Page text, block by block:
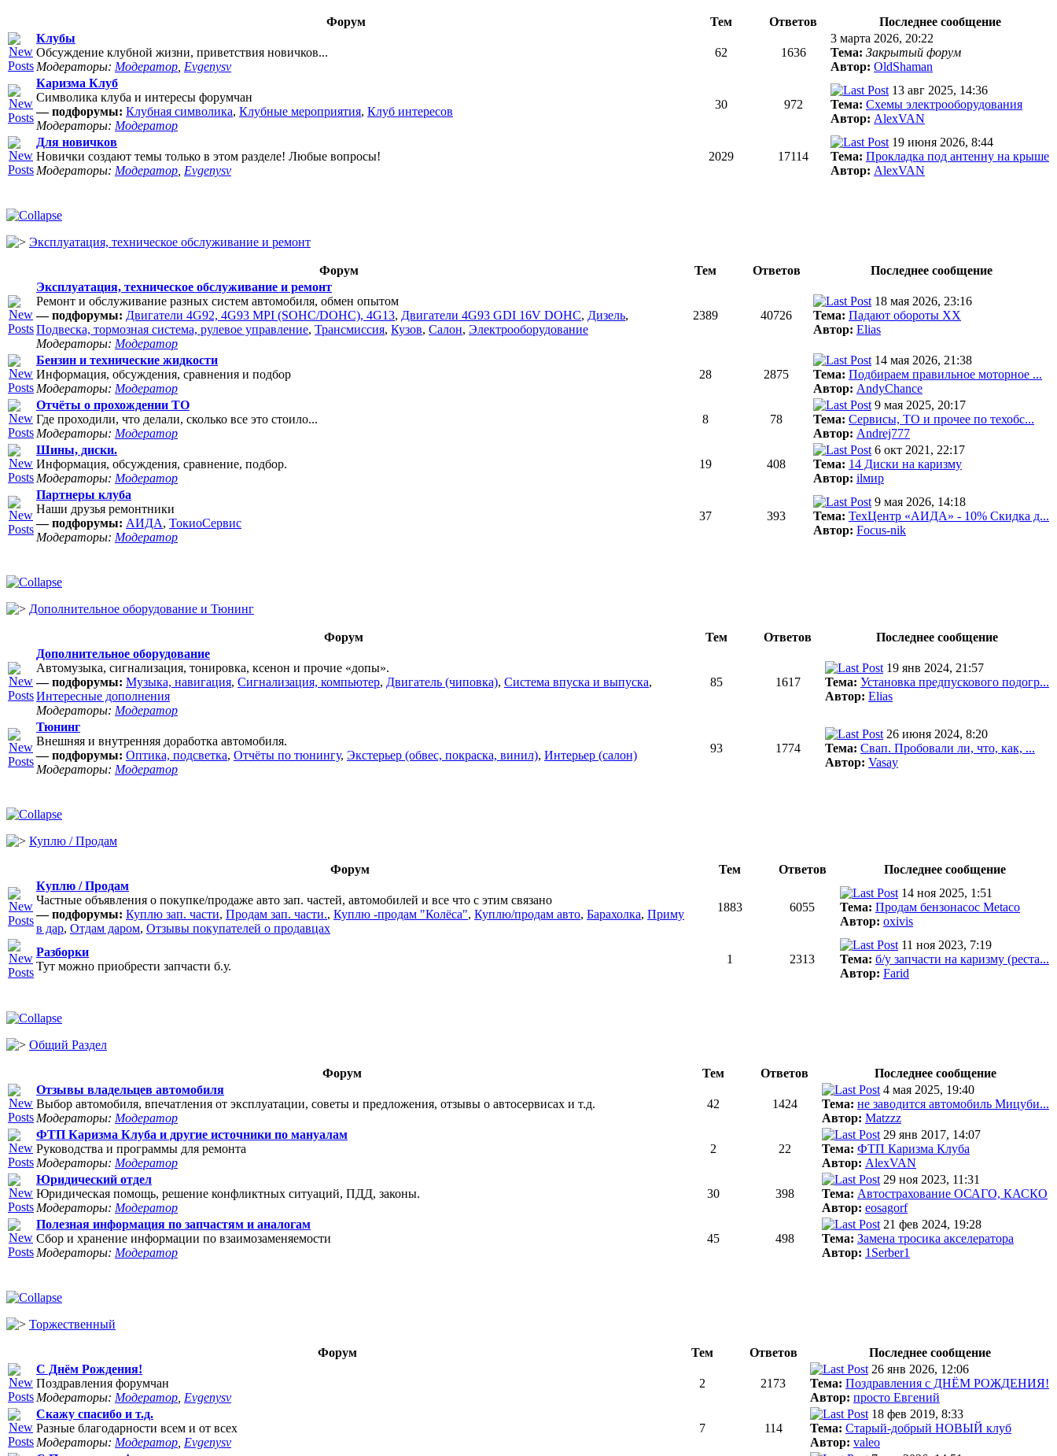
Форум Тем Ответов
Последнее сообщение
Клубы
Обсуждение клубной жизни, приветствия новичков...
Модераторы: Модератор Evgenysv
62 1636
3 марта 2026, 20:22
Тема: Закрытый форум
Автор: OldShaman
Каризма Клуб
Символика клуба и интересы форумчан
— подфорумы: Клубная символика, Клубные мероприятия, Клуб интересов
Модераторы: Модератор
30 972
13 авг 2025, 14:36
Тема: Схемы электрооборудования
Автор: AlexVAN
Для новичков
Новички создают темы только в этом разделе! Любые вопросы!
Модераторы: Модератор Evgenysv
2029 17114
19 июня 2026, 8:44
Тема: Прокладка под антенну на крыше
Автор: AlexVAN
Эксплуатация, техническое обслуживание и ремонт
Форум Тем Ответов
Последнее сообщение
Эксплуатация, техническое обслуживание и ремонт
Ремонт и обслуживание разных систем автомобиля, обмен опытом
— подфорумы: Двигатели 4G92, 4G93 MPI (SOHC/DOHC), 4G13, Двигатели 4G93 GDI 16V DOHC, Дизель,
Подвеска, тормозная система, рулевое управление, Трансмиссия, Кузов, Салон, Электрооборудование
Модераторы: Модератор
2389 40726
18 мая 2026, 23:16
Тема: Падают обороты ХХ
Автор: Elias
Бензин и технические жидкости
Информация, обсуждения, сравнения и подбор
Модераторы: Модератор
28 2875
14 мая 2026, 21:38
Тема: Подбираем правильное моторное ...
Автор: AndyChance
Отчёты о прохождении ТО
Где проходили, что делали, сколько все это стоило...
Модераторы: Модератор
8 78
9 мая 2025, 20:17
Тема: Сервисы, ТО и прочее по техобс...
Автор: Andrej777
Шины, диски.
Информация, обсуждения, сравнение, подбор.
Модераторы: Модератор
19 408
6 окт 2021, 22:17
Тема: 14 Диски на каризму
Автор: ilмир
Партнеры клуба
Наши друзья ремонтники
— подфорумы: АИДА, ТокиоСервис
Модераторы: Модератор
37 393
9 мая 2026, 14:18
Тема: ТехЦентр «АИДА» - 10% Скидка д...
Автор: Focus-nik
Дополнительное оборудование и Тюнинг
Форум Тем Ответов
Последнее сообщение
Дополнительное оборудование
Автомузыка, сигнализация, тонировка, ксенон и прочие «допы».
— подфорумы: Музыка, навигация, Сигнализация, компьютер, Двигатель (чиповка), Система впуска и выпуска,
Интересные дополнения
Модераторы: Модератор
85 1617
19 янв 2024, 21:57
Тема: Установка предпускового подогр...
Автор: Elias
Тюнинг
Внешняя и внутренняя доработка автомобиля.
— подфорумы: Оптика, подсветка, Отчёты по тюнингу, Экстерьер (обвес, покраска, винил), Интерьер (салон)
Модераторы: Модератор
93 1774
26 июня 2024, 8:20
Тема: Свап. Пробовали ли, что, как, ...
Автор: Vasay
Куплю / Продам
Форум Тем Ответов
Последнее сообщение
Куплю / Продам
Частные объявления о покупке/продаже авто зап. частей, автомобилей и все что с этим связано
— подфорумы: Куплю зап. части, Продам зап. части., Куплю -продам "Колёса", Куплю/продам авто, Барахолка, Приму
в дар, Отдам даром, Отзывы покупателей о продавцах
1883 6055
14 ноя 2025, 1:51
Тема: Продам бензонасос Metaco
Автор: oxivis
Разборки
Тут можно приобрести запчасти б.у.
1 2313
11 ноя 2023, 7:19
Тема: б/у запчасти на каризму (реста...
Автор: Farid
Общий Раздел
Форум Тем Ответов
Последнее сообщение
Отзывы владельцев автомобиля
Выбор автомобиля, впечатления от эксплуатации, советы и предложения, отзывы о автосервисах и т.д.
Модераторы: Модератор
42 1424
4 мая 2025, 19:40
Тема: не заводится автомобиль Мицуби...
Автор: Matzzz
ФТП Каризма Клуба и другие источники по мануалам
Руководства и программы для ремонта
Модераторы: Модератор
2 22
29 янв 2017, 14:07
Тема: ФТП Каризма Клуба
Автор: AlexVAN
Юридический отдел
Юридическая помощь, решение конфликтных ситуаций, ПДД, законы.
Модераторы: Модератор
30 398
29 ноя 2023, 11:31
Тема: Автострахование ОСАГО, КАСКО
Автор: eosagorf
Полезная информация по запчастям и аналогам
Сбор и хранение информации по взаимозаменяемости
Модераторы: Модератор
45 498
21 фев 2024, 19:28
Тема: Замена тросика акселератора
Автор: 1Serber1
Торжественный
Форум Тем Ответов
Последнее сообщение
С Днём Рождения!
Поздравления форумчан
Модераторы: Модератор Evgenysv
2 2173
26 янв 2026, 12:06
Тема: Поздравления с ДНЁМ РОЖДЕНИЯ!
Автор: просто Евгений
Скажу спасибо и т.д.
Разные благодарности всем и от всех
Модераторы: Модератор Evgenysv
7 114
18 фев 2019, 8:33
Тема: Старый-добрый НОВЫЙ клуб
Автор: valeo